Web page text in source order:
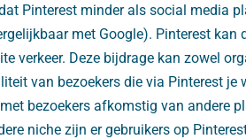
Pinterest minder als social media
met Google). Pinterest kan
verkeer. Deze bijdrage kan zowel
van bezoekers die via Pinterest je
bezoekers afkomstig van andere
niche zijn er gebruikers op